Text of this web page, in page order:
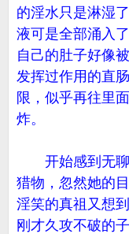
的淫水只是淋湿
液可是全部涌入
自己的肚子好像
发挥过作用的直
限，似乎再往里
炸。
开始感到无聊
猎物，忽然她的
淫笑的真祖又想
刚才久攻不破的